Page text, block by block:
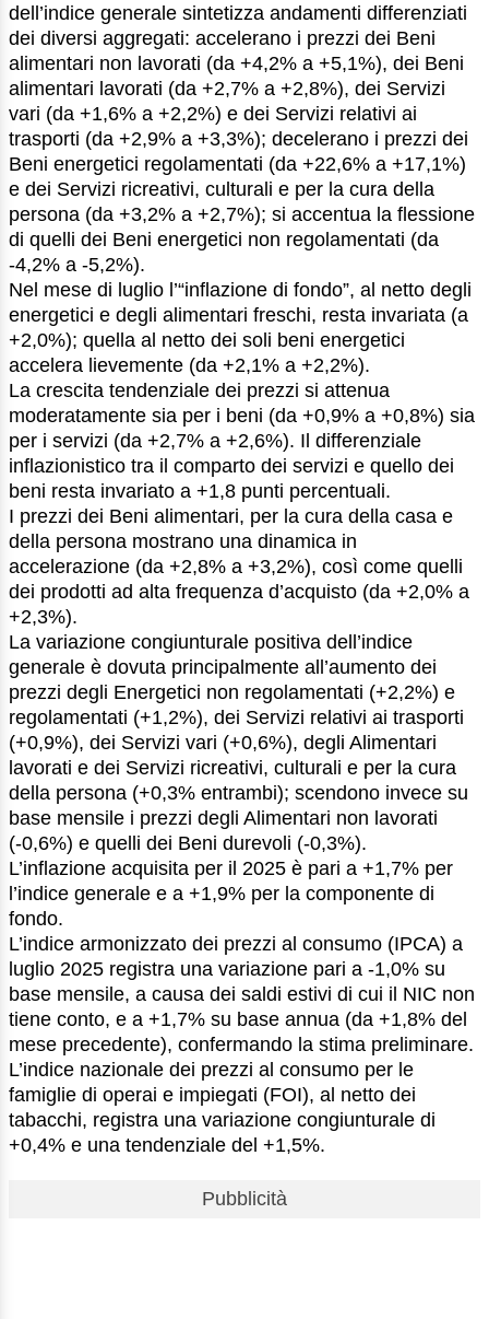
dell’indice generale sintetizza andamenti differenziati
dei diversi aggregati: accelerano i prezzi dei Beni
alimentari non lavorati (da +4,2% a +5,1%), dei Beni
alimentari lavorati (da +2,7% a +2,8%), dei Servizi
vari (da +1,6% a +2,2%) e dei Servizi relativi ai
trasporti (da +2,9% a +3,3%); decelerano i prezzi dei
Beni energetici regolamentati (da +22,6% a +17,1%)
e dei Servizi ricreativi, culturali e per la cura della
persona (da +3,2% a +2,7%); si accentua la flessione
di quelli dei Beni energetici non regolamentati (da
-4,2% a -5,2%).
Nel mese di luglio l’“inflazione di fondo”, al netto degli
energetici e degli alimentari freschi, resta invariata (a
+2,0%); quella al netto dei soli beni energetici
accelera lievemente (da +2,1% a +2,2%).
La crescita tendenziale dei prezzi si attenua
moderatamente sia per i beni (da +0,9% a +0,8%) sia
per i servizi (da +2,7% a +2,6%). Il differenziale
inflazionistico tra il comparto dei servizi e quello dei
beni resta invariato a +1,8 punti percentuali.
I prezzi dei Beni alimentari, per la cura della casa e
della persona mostrano una dinamica in
accelerazione (da +2,8% a +3,2%), così come quelli
dei prodotti ad alta frequenza d’acquisto (da +2,0% a
+2,3%).
La variazione congiunturale positiva dell’indice
generale è dovuta principalmente all’aumento dei
prezzi degli Energetici non regolamentati (+2,2%) e
regolamentati (+1,2%), dei Servizi relativi ai trasporti
(+0,9%), dei Servizi vari (+0,6%), degli Alimentari
lavorati e dei Servizi ricreativi, culturali e per la cura
della persona (+0,3% entrambi); scendono invece su
base mensile i prezzi degli Alimentari non lavorati
(-0,6%) e quelli dei Beni durevoli (-0,3%).
L’inflazione acquisita per il 2025 è pari a +1,7% per
l’indice generale e a +1,9% per la componente di
fondo.
L’indice armonizzato dei prezzi al consumo (IPCA) a
luglio 2025 registra una variazione pari a -1,0% su
base mensile, a causa dei saldi estivi di cui il NIC non
tiene conto, e a +1,7% su base annua (da +1,8% del
mese precedente), confermando la stima preliminare.
L’indice nazionale dei prezzi al consumo per le
famiglie di operai e impiegati (FOI), al netto dei
tabacchi, registra una variazione congiunturale di
+0,4% e una tendenziale del +1,5%.
Pubblicità